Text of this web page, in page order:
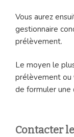
Vous aurez
gestionnaire
prélèvement.
Le moyen le
prélèvement ou
de formuler une
Contacter